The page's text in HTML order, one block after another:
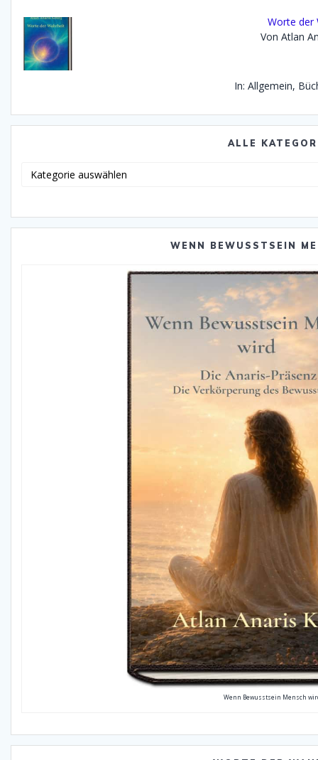
Worte der
Von Atlan
In: Allgemein,
ALLE
WENN BEWUSSTSEIN
Wenn Bewusstsein Mensch